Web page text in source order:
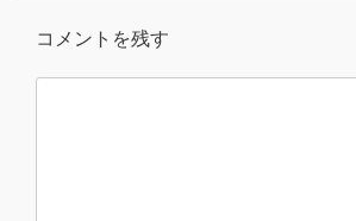
コメントを残す